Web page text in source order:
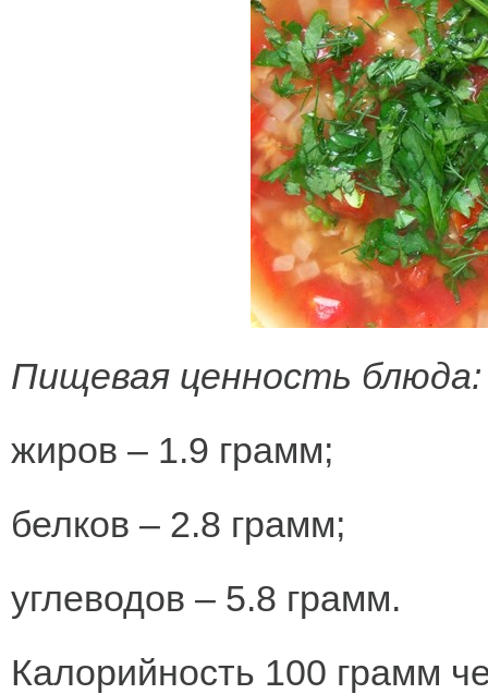
Пищевая ценность блюда:
жиров – 1.9 грамм;
белков – 2.8 грамм;
углеводов – 5.8 грамм.
Калорийность 100 грамм